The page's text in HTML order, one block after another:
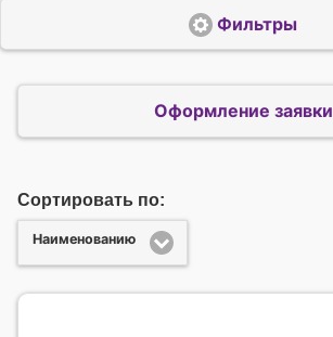
Фильтры
Оформление заявки
Сортировать по:
Наименованию